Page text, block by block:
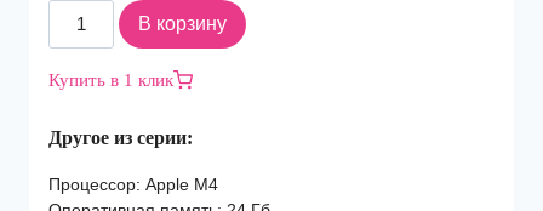
Количество
товара
Apple
Air
13
В корзину
Купить в 1 клик
Другое из серии:
Процессор: Apple M4